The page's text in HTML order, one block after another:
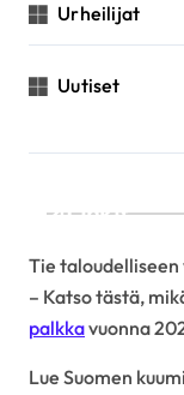
Urheilijat
Uutiset
Linkit
Tie
– Katso tästä,
palkkavuonna
Lue Suomen